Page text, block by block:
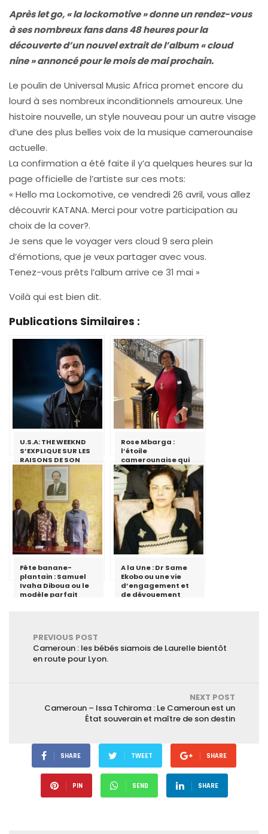
Après let go, « la lockomotive » donne un rendez-vous
à ses nombreux fans dans 48 heures pour la
découverte d’un nouvel extrait de l’album « cloud
nine » annoncé pour le mois de mai prochain.
Le poulin de Universal Music Africa promet encore du
lourd à ses nombreux inconditionnels amoureux. Une
histoire nouvelle, un style nouveau pour un autre visage
d’une des plus belles voix de la musique camerounaise
actuelle.
La confirmation a été faite il y’a quelques heures sur la
page officielle de l’artiste sur ces mots:
« Hello ma Lockomotive, ce vendredi 26 avril, vous allez
découvrir KATANA. Merci pour votre participation au
choix de la cover?.
Je sens que le voyager vers cloud 9 sera plein
d’émotions, que je veux partager avec vous.
Tenez-vous prêts l’album arrive ce 31 mai »
Voilà qui est bien dit.
Publications Similaires :
U.S.A: THE WEEKND
S’EXPLIQUE SUR LES
RAISONS DE SON
REFUS A RIHANNA EN
2016.
Rose Mbarga :
l’étoile
camerounaise qui
brille au cœur du
Musée historique de
Bâle
Fête banane-
plantain : Samuel
Ivaha Diboua ou le
modèle parfait
Biya
A la Une : Dr Same
Ekobo ou une vie
d’engagement et
de dévouement
PREVIOUS POST
Cameroun : les bébés siamois de Laurelle bientôt
en route pour Lyon.
NEXT POST
Cameroun – Issa Tchiroma : Le Cameroun est un
État souverain et maître de son destin
SHARE TWEET SHARE
PIN SEND SHARE